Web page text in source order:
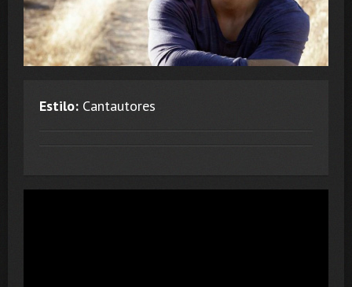
Estilo: Cantautores